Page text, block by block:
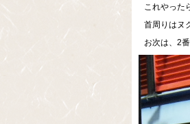
これやった
首周りはヌ
お次は、2